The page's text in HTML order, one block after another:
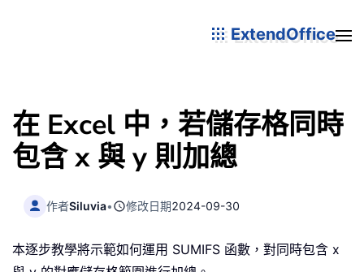
ExtendOffice
在 Excel 中，若儲存格同時
包含 x 與 y 則加總
作者Siluvia• 修改日期2024-09-30
本逐步教學將示範如何運用 SUMIFS 函數，對同時包含 x